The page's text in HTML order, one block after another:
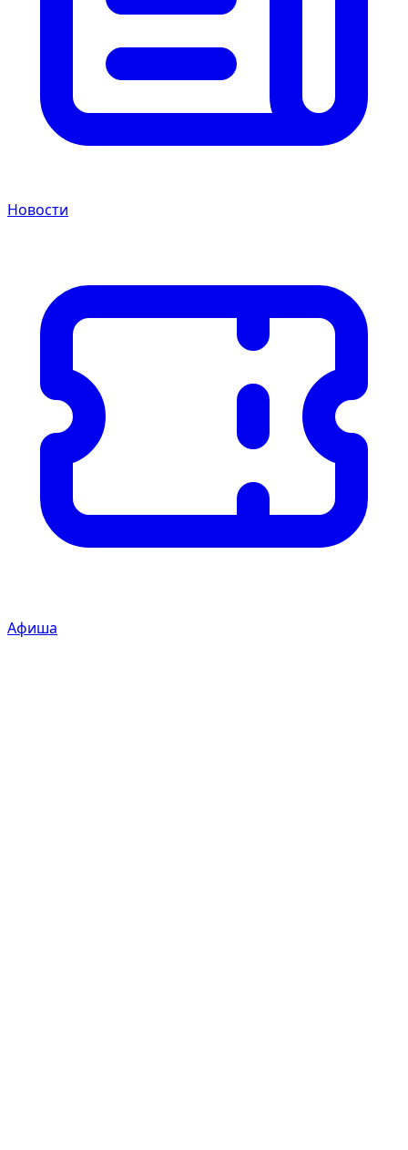
Новости
Афиша